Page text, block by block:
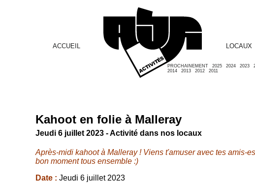
ACCUEIL
PROCHAINEMENT 2025 2024 2023
2014
2013 2012 2011
LOCAUX
Kahoot en folie à Malleray
Jeudi 6 juillet 2023 - Activité dans nos locaux
Après-midi kahoot à Malleray ! Viens t'amuser avec tes amis-
bon moment tous ensemble :)
Date : Jeudi 6 juillet 2023